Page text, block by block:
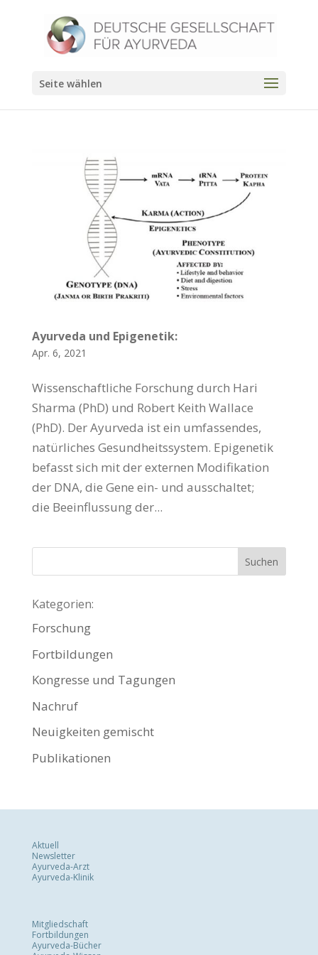
Seite wählen
Ayurveda und Epigenetik:
Apr. 6, 2021
Wissenschaftliche Forschung durch Hari
Sharma (PhD) und Robert Keith Wallace
(PhD). Der Ayurveda ist ein umfassendes,
natürliches Gesundheitssystem. Epigenetik
befasst sich mit der externen Modifikation
der DNA, die Gene ein- und ausschaltet;
die Beeinflussung der...
Kategorien:
Forschung
Fortbildungen
Kongresse und Tagungen
Nachruf
Neuigkeiten gemischt
Publikationen
Aktuell
Newsletter
Ayurveda-Arzt
Ayurveda-Klinik
Mitgliedschaft
Fortbildungen
Ayurveda-Bücher